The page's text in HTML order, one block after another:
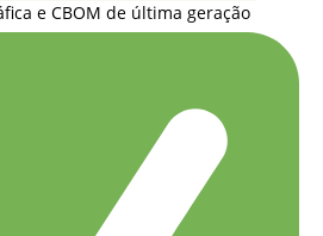
e CBOM de última geração